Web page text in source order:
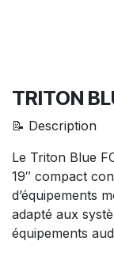
TRITON
📝 Description
Le Triton Blue
19″ compact
d’équipements
adapté aux
équipements